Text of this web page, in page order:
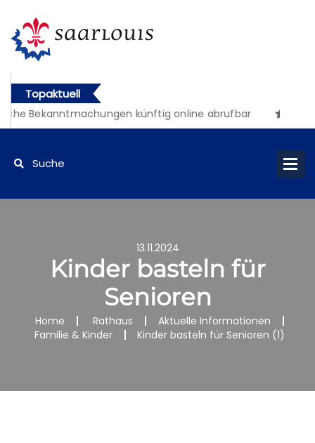
Topaktuell
Bekanntmachungen künftig online abrufbar
13.11.2024
Kinder basteln für
Senioren
Home Rathaus
Aktuelle Informationen
Familie & Kinder
Kinder basteln für Senioren (1)